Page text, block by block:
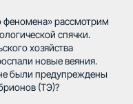
рассмотрим
спячки.
хозяйства
новые веяния.
были предупреждены
(ТЭ)?